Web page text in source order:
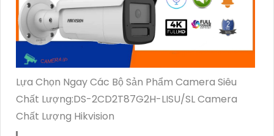
Lựa Chọn Ngay Các Bộ Sản Phẩm Camera Siêu
Chất Lượng:DS-2CD2T87G2H-LISU/SL Camera
Chất Lượng Hikvision